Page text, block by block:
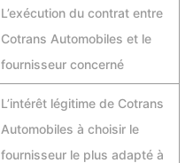
L’exécution du contrat entre
Cotrans Automobiles et le
fournisseur concerné
L’intérêt légitime de Cotrans
Automobiles à choisir le
fournisseur le plus adapté à